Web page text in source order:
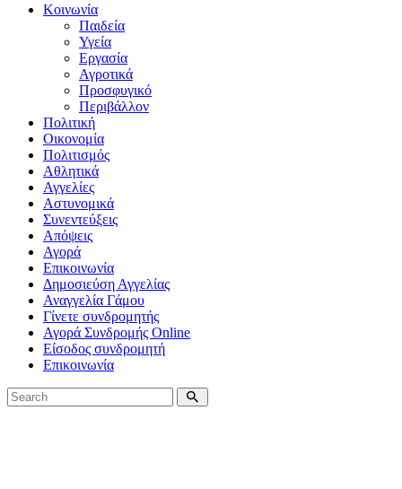
Κοινωνία
Παιδεία
Υγεία
Εργασία
Αγροτικά
Προσφυγικό
Περιβάλλον
Πολιτική
Οικονομία
Πολιτισμός
Αθλητικά
Αγγελίες
Αστυνομικά
Συνεντεύξεις
Απόψεις
Αγορά
Επικοινωνία
Δημοσιεύση Αγγελίας
Αναγγελία Γάμου
Γίνετε συνδρομητής
Αγορά Συνδρομής Online
Είσοδος συνδρομητή
Επικοινωνία